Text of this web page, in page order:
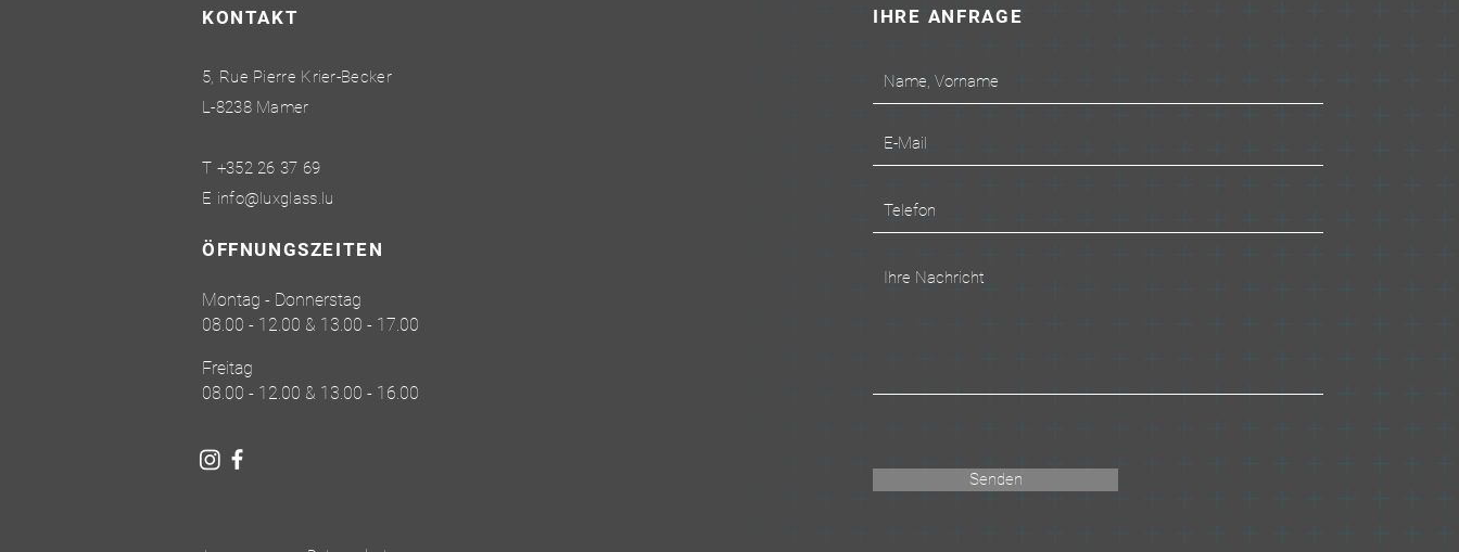
KONTAKT
5, Rue Pierre Krier-Becker
L-8238 Mamer
T +352 26 37 69
E info@luxglass.lu
ÖFFNUNGSZEITEN
Montag - Donnerstag
08.00 - 12.00 & 13.00 - 17.00
Freitag
08.00 - 12.00 & 13.00 - 16.00
IHRE ANFRAGE
Senden